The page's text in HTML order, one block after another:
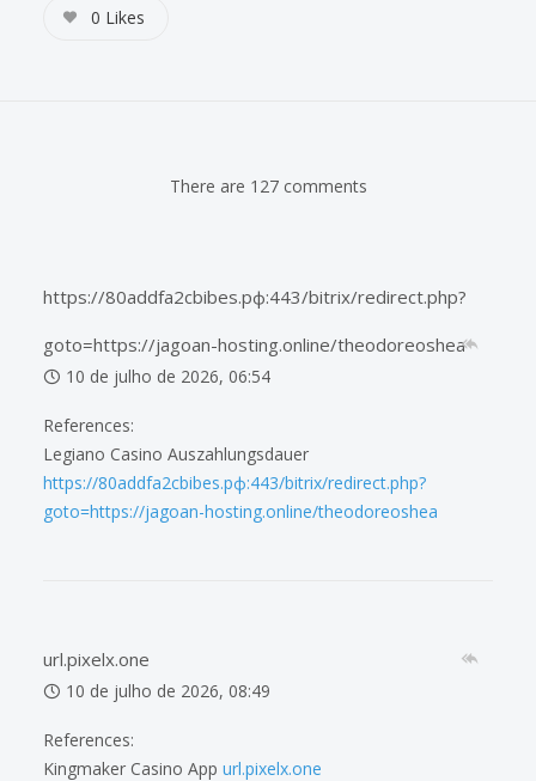
0 Likes
There are 127 comments
https://80addfa2cbibes.рф:443/bitrix/redirect.php?
goto=https://jagoan-hosting.online/theodoreoshea
10 de julho de 2026, 06:54
References:
Legiano Casino Auszahlungsdauer
https://80addfa2cbibes.рф:443/bitrix/redirect.php?
goto=https://jagoan-hosting.online/theodoreoshea
url.pixelx.one
10 de julho de 2026, 08:49
References:
Kingmaker Casino App url.pixelx.one